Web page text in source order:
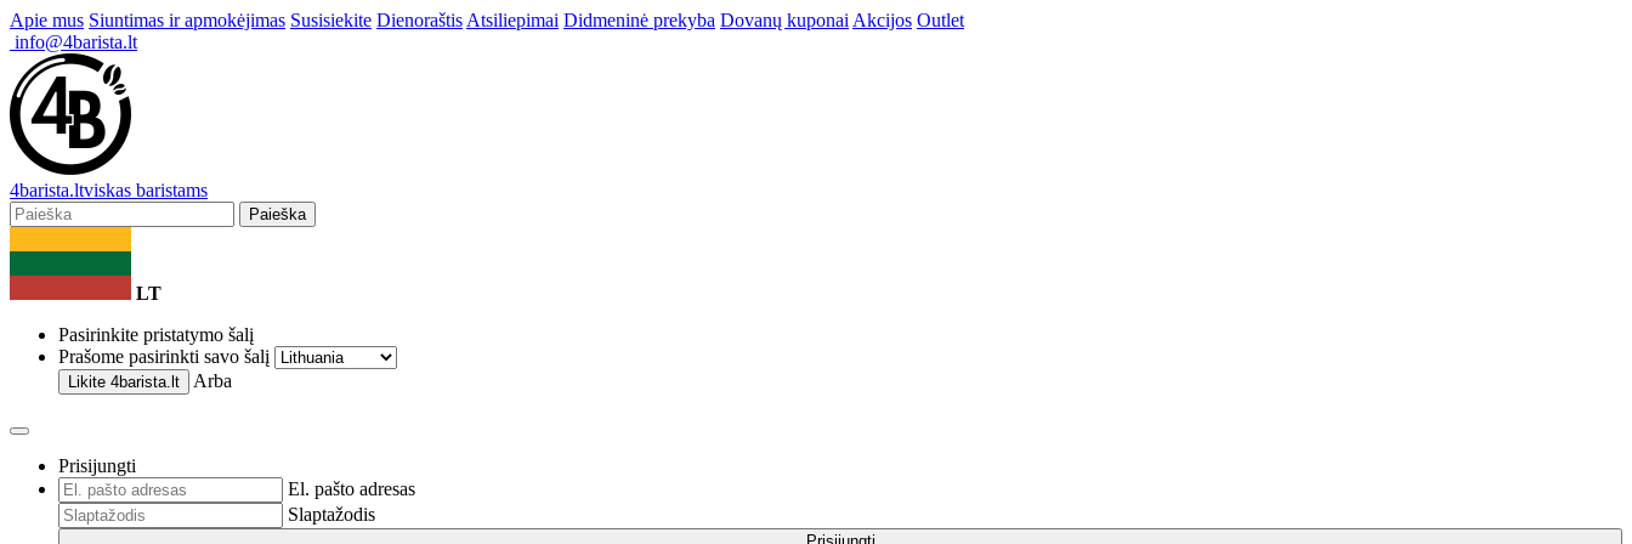
Apie mus Siuntimas ir apmokėjimas Susisiekite Dienoraštis Atsiliepimai Didmeninė prekyba Dovanų kuponai Akcijos Outlet
info@4barista.lt
4barista.ltviskas baristams
Paieška
LT
Pasirinkite pristatymo šalį
Prašome pasirinkti savo šalį
Likite 4barista.lt Arba
Prisijungti
El. pašto adresas
Slaptažodis